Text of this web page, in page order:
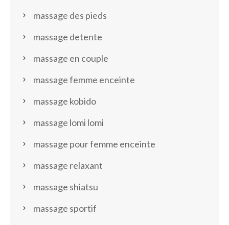
massage des pieds
massage detente
massage en couple
massage femme enceinte
massage kobido
massage lomi lomi
massage pour femme enceinte
massage relaxant
massage shiatsu
massage sportif